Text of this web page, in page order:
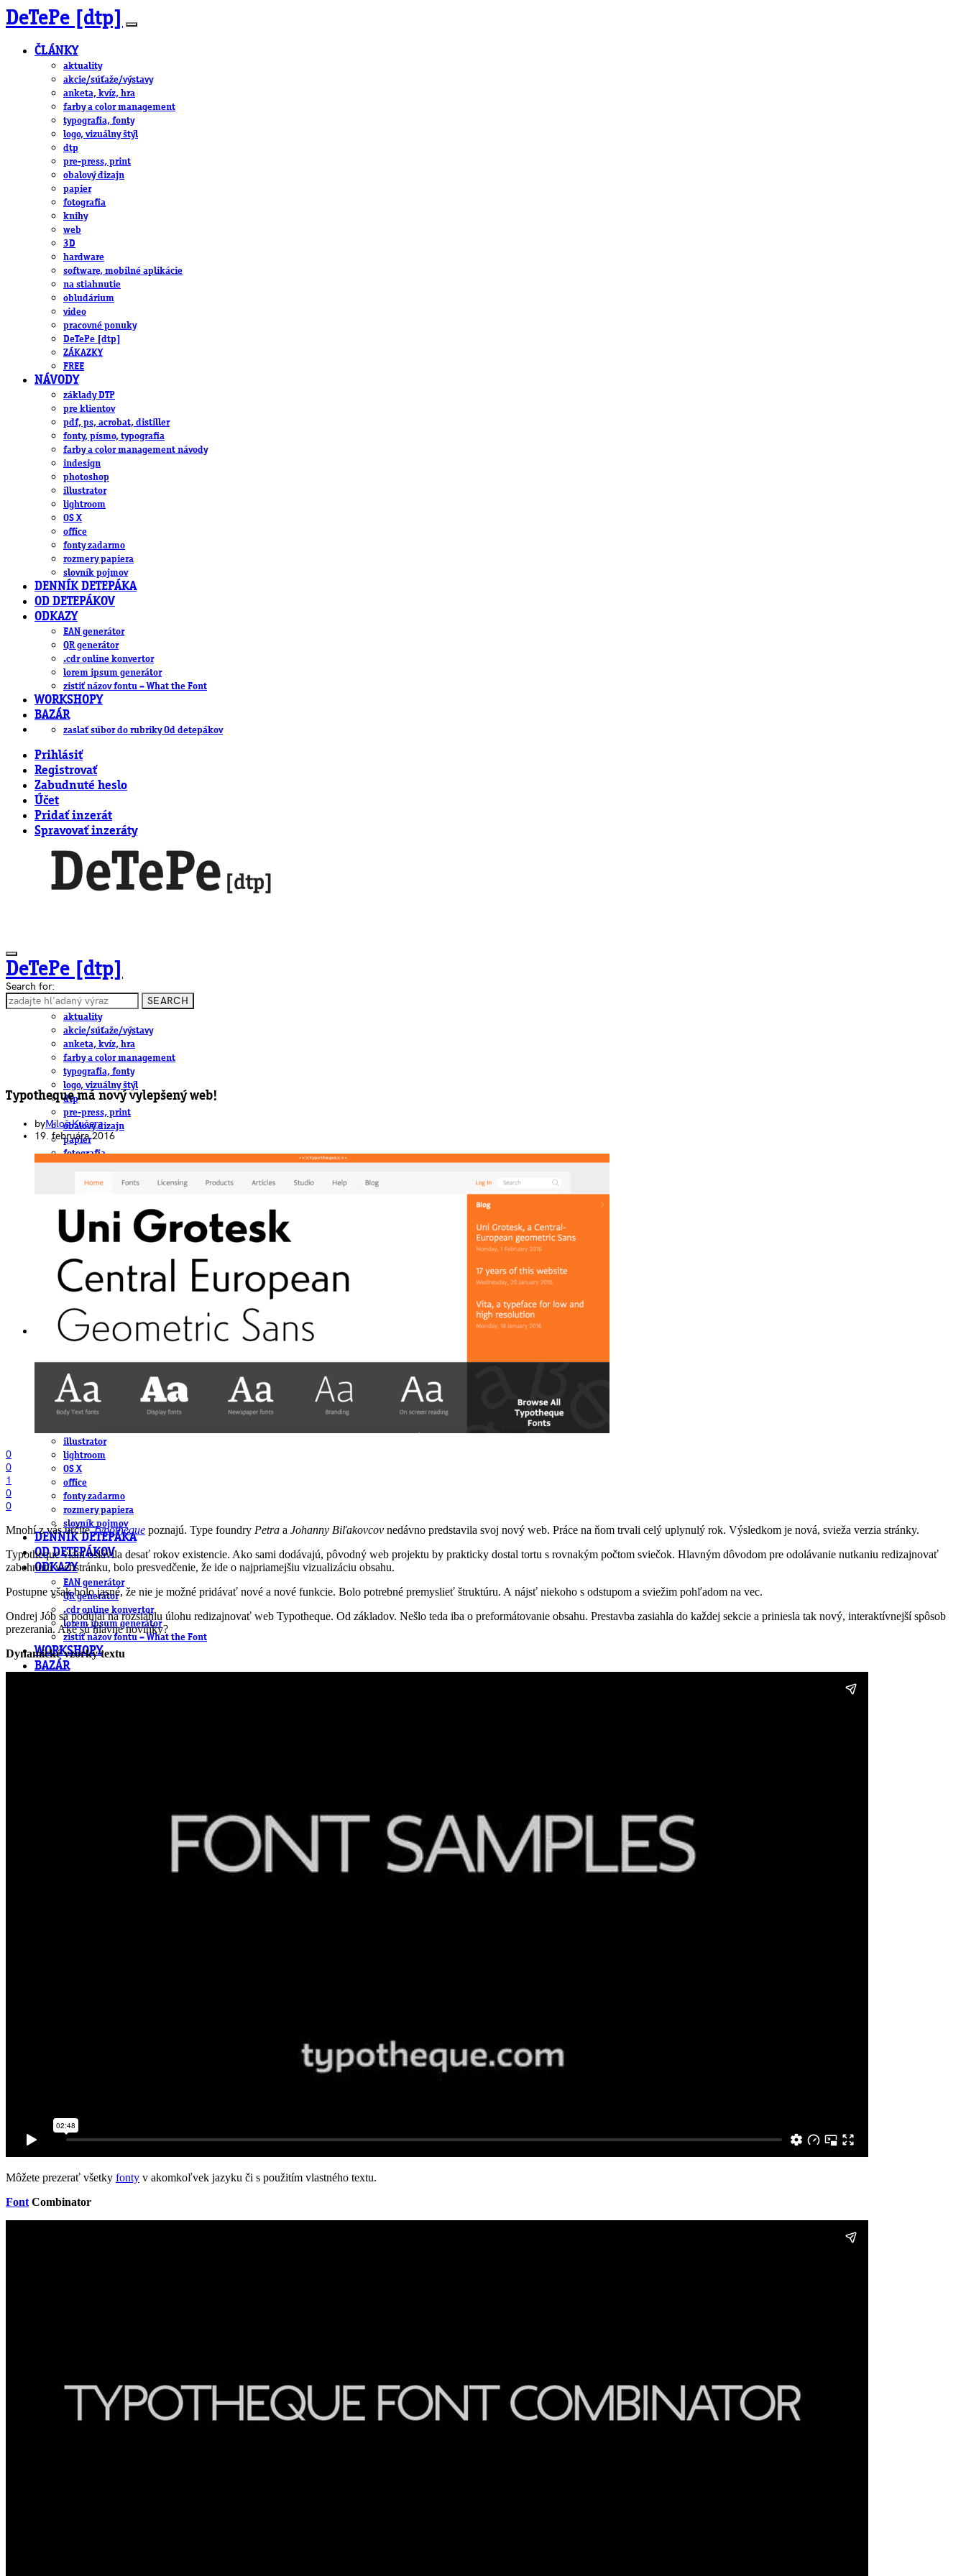
DeTePe [dtp]
ČLÁNKY
aktuality
akcie/súťaže/výstavy
anketa, kvíz, hra
farby a color management
typografia, fonty
logo, vizuálny štýl
dtp
pre-press, print
obalový dizajn
papier
fotografia
knihy
web
3D
hardware
software, mobilné aplikácie
na stiahnutie
obludárium
video
pracovné ponuky
DeTePe [dtp]
ZÁKAZKY
FREE
NÁVODY
základy DTP
pre klientov
pdf, ps, acrobat, distiller
fonty, písmo, typografia
farby a color management návody
indesign
photoshop
illustrator
lightroom
OS X
office
fonty zadarmo
rozmery papiera
slovník pojmov
DENNÍK DETEPÁKA
OD DETEPÁKOV
ODKAZY
EAN generátor
QR generátor
.cdr online konvertor
lorem ipsum generátor
zistiť názov fontu – What the Font
WORKSHOPY
BAZÁR
zaslať súbor do rubriky Od detepákov
Prihlásiť
Registrovať
Zabudnuté heslo
Účet
Pridať inzerát
Spravovať inzeráty
DeTePe [dtp]
ČLÁNKY
aktuality
akcie/súťaže/výstavy
anketa, kvíz, hra
farby a color management
typografia, fonty
logo, vizuálny štýl
dtp
pre-press, print
obalový dizajn
papier
fotografia
hardware
software, mobilné aplikácie
na stiahnutie
video
pracovné ponuky
DeTePe [dtp]
FREE
NÁVODY
pre klientov
pdf, ps, acrobat, distiller
fonty, písmo, typografia
farby a color management návody
indesign
illustrator
lightroom
OS X
office
fonty zadarmo
rozmery papiera
slovník pojmov
DENNÍK DETEPÁKA
OD DETEPÁKOV
ODKAZY
EAN generátor
QR generátor
.cdr online konvertor
lorem ipsum generátor
zistiť názov fontu – What the Font
WORKSHOPY
BAZÁR
Search for:
SEARCH
Typotheque má nový vylepšený web!
byMiloš Kučera
19. februára 2016
0
0
1
0
0
Mnohí z vás určiteTypotheque poznajú. Type foundry Petra a Johanny Biľakovcov nedávno predstavila svoj nový web. Práce na ňom trvali celý uplynulý rok. Výsledkom je nová, svieža verzia stránky.
Typotheque vlani oslávila desať rokov existencie. Ako sami dodávajú, pôvodný web projektu by prakticky dostal tortu s rovnakým počtom sviečok. Hlavným dôvodom pre odolávanie nutkaniu redizajnovať
zabehnutú webstránku, bolo presvedčenie, že ide o najpriamejšiu vizualizáciu obsahu.
Postupne však bolo jasné, že nie je možné pridávať nové a nové funkcie. Bolo potrebné premyslieť štruktúru. A nájsť niekoho s odstupom a sviežim pohľadom na vec.
Ondrej Jób sa podujal na rozsiahlu úlohu redizajnovať web Typotheque. Od základov. Nešlo teda iba o preformátovanie obsahu. Prestavba zasiahla do každej sekcie a priniesla tak nový, interaktívnejší spôsob
prezerania. Aké sú hlavné novinky?
Dynamické vzorky textu
Môžete prezerať všetky fonty v akomkoľvek jazyku či s použitím vlastného textu.
FontCombinator